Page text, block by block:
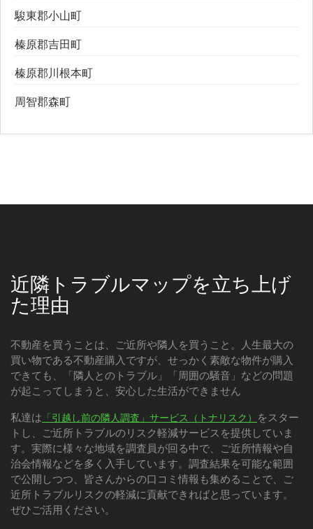
駿東郡小山町
榛原郡吉田町
榛原郡川根本町
周智郡森町
近隣トラブルマップを立ち上げ
た理由
不動産を買うことは、ご近所や隣人を買うこと。人生最大の
買い物である不動産購入ですが、せっかく素敵な物件が購入
できても、「隣人とのトラブル」「周囲の騒音」などの問題
が起こってしまうと、安心した生活ができません
私達は 「引越し前の隣人調査」サービス（トナリスク） をスター
トし、ご近所トラブルのリスク軽減サービスを提供していま
す。実際に様々な地域を調査員が回る中で、ご近所情報や自
治会情報などを多く入手しています。調査結果を可能な範囲
で公開しつつ、皆さんからの口コミ情報も集めることで、ご
近所トラブルリスクの軽減に貢献できればと思っています。
ぜひご活用ください。